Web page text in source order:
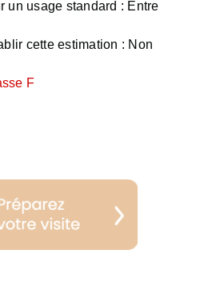
un usage standard : Entre
cette estimation : Non
F